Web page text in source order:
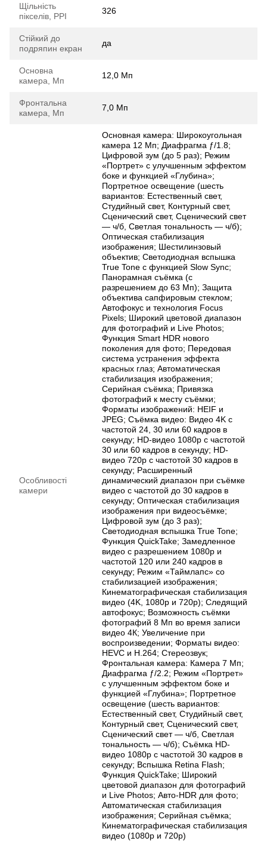
Щільність
пікселів, PPI
326
Стійкий до
подряпин екран
да
Основна
камера, Мп
12,0 Мп
Фронтальна
камера, Мп
7,0 Мп
Особливості
камери
Основная камера: Широкоугольная
камера 12 Мп; Диафрагма ƒ/ 1.8;
Цифровой зум (до 5 раз); Режим
«Портрет» с улучшенным эффектом
боке и функцией «Глубина»;
Портретное освещение (шесть
вариантов: Естественный свет,
Студийный свет, Контурный свет,
Сценический свет, Сценический свет
— ч/ б, Светлая тональность — ч/ б);
Оптическая стабилизация
изображения; Шестилинзовый
объектив; Светодиодная вспышка
True Tone с функцией Slow Sync;
Панорамная съёмка (с
разрешением до 63 Мп); Защита
объектива сапфировым стеклом;
Автофокус и технология Focus
Pixels; Широкий цветовой диапазон
для фотографий и Live Photos;
Функция Smart HDR нового
поколения для фото; Передовая
система устранения эффекта
красных глаз; Автоматическая
стабилизация изображения;
Серийная съёмка; Привязка
фотографий к месту съёмки;
Форматы изображений: HEIF и
JPEG; Съёмка видео: Видео 4K с
частотой 24, 30 или 60 кадров в
секунду; HD-видео 1080p с частотой
30 или 60 кадров в секунду; HD-
видео 720p с частотой 30 кадров в
секунду; Расширенный
динамический диапазон при съёмке
видео с частотой до 30 кадров в
секунду; Оптическая стабилизация
изображения при видеосъёмке;
Цифровой зум (до 3 раз);
Светодиодная вспышка True Tone;
Функция QuickTake; Замедленное
видео с разрешением 1080р и
частотой 120 или 240 кадров в
секунду; Режим «Таймлапс» со
стабилизацией изображения;
Кинематографическая стабилизация
видео (4K, 1080p и 720p); Следящий
автофокус; Возможность съёмки
фотографий 8 Мп во время записи
видео 4К; Увеличение при
воспроизведении; Форматы видео:
HEVC и H.264; Стереозвук;
Фронтальная камера: Камера 7 Мп;
Диафрагма ƒ/ 2.2; Режим «Портрет»
с улучшенным эффектом боке и
функцией «Глубина»; Портретное
освещение (шесть вариантов:
Естественный свет, Студийный свет,
Контурный свет, Сценический свет,
Сценический свет — ч/ б, Светлая
тональность — ч/ б); Съёмка HD-
видео 1080p с частотой 30 кадров в
секунду; Вспышка Retina Flash;
Функция QuickTake; Широкий
цветовой диапазон для фотографий
и Live Photos; Авто-HDR для фото;
Автоматическая стабилизация
изображения; Серийная съёмка;
Кинематографическая стабилизация
видео (1080p и 720p)